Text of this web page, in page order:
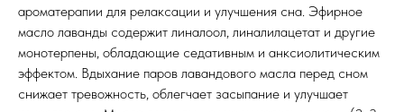
ароматерапии для релаксации и улучшения сна. Эфирное
масло лаванды содержит линалоол, линалилацетат и другие
монотерпены, обладающие седативным и анксиолитическим
эффектом. Вдыхание паров лавандового масла перед сном
снижает тревожность, облегчает засыпание и улучшает